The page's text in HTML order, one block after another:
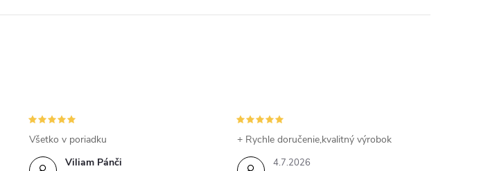
Viliam Pánči
Všetko v poriadku
4.7.2026
+ Rychle doručenie,kvalitný výrobok